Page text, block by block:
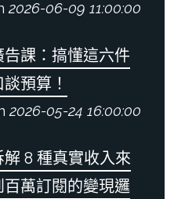
2026-06-09 11:00:00
課：搞懂這六件
預算！
2026-05-24 16:00:00
8 種真實收入來
萬訂閱的變現邏